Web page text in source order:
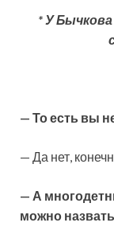
* У
— То есть вы
— Да нет,
— А
можно